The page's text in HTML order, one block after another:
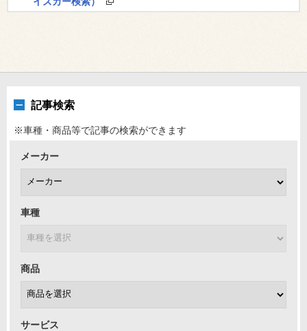
記事検索
※車種・商品等で記事の検索ができます
メーカー
車種
商品
サービス